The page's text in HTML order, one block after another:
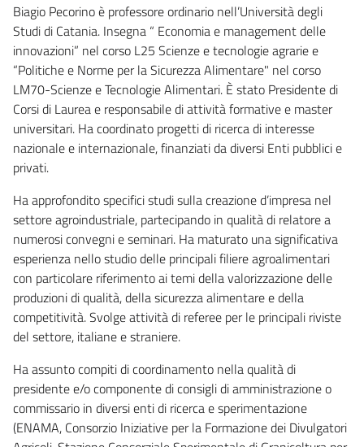
Biagio Pecorino è professore ordinario nell’Università degli
Studi di Catania. Insegna “ Economia e management delle
innovazioni” nel corso L25 Scienze e tecnologie agrarie e
“Politiche e Norme per la Sicurezza Alimentare" nel corso
LM70-Scienze e Tecnologie Alimentari. È stato Presidente di
Corsi di Laurea e responsabile di attività formative e master
universitari. Ha coordinato progetti di ricerca di interesse
nazionale e internazionale, finanziati da diversi Enti pubblici e
privati.
Ha approfondito specifici studi sulla creazione d’impresa nel
settore agroindustriale, partecipando in qualità di relatore a
numerosi convegni e seminari. Ha maturato una significativa
esperienza nello studio delle principali filiere agroalimentari
con particolare riferimento ai temi della valorizzazione delle
produzioni di qualità, della sicurezza alimentare e della
competitività. Svolge attività di referee per le principali riviste
del settore, italiane e straniere.
Ha assunto compiti di coordinamento nella qualità di
presidente e/o componente di consigli di amministrazione o
commissario in diversi enti di ricerca e sperimentazione
(ENAMA, Consorzio Iniziative per la Formazione dei Divulgatori